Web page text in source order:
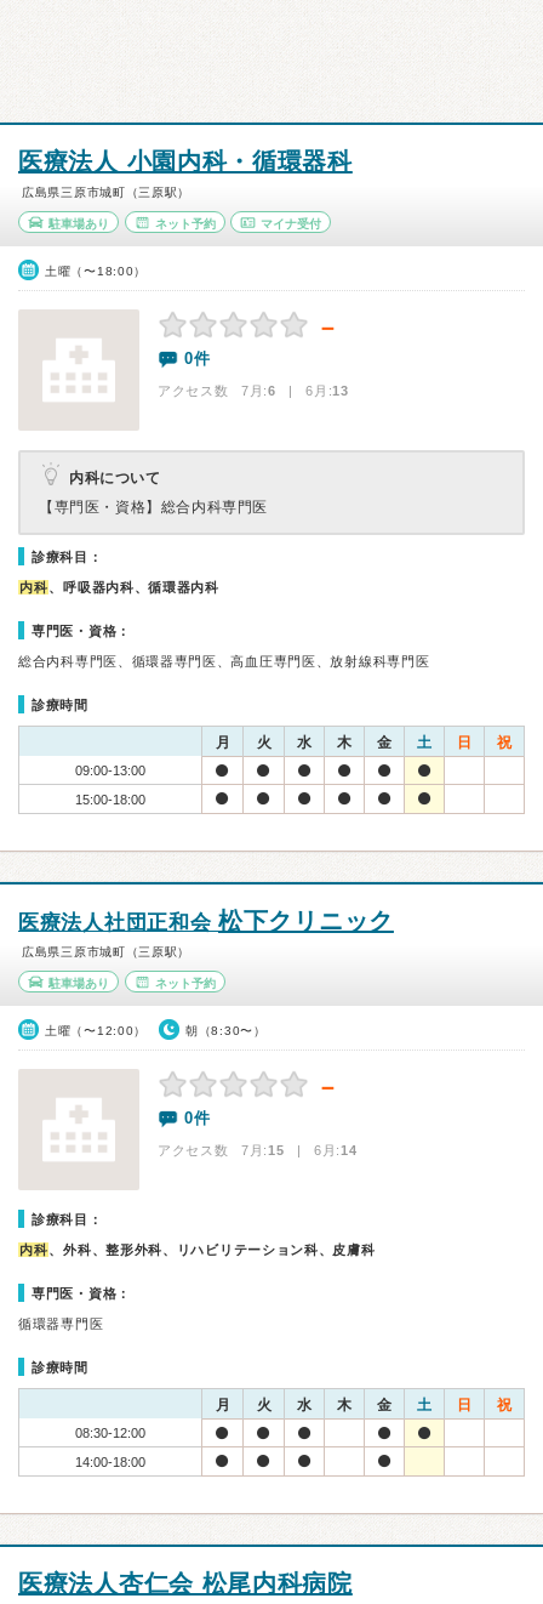
医療法人 小園内科・循環器科
広島県三原市城町（三原駅）
駐車場あり ネット予約 マイナ受付
土曜（〜18:00）
－
0件
アクセス数 7月:6 | 6月:13
内科について
【専門医・資格】 総合内科専門医
診療科目：
内科、呼吸器内科、循環器内科
専門医・資格：
総合内科専門医、循環器専門医、高血圧専門医、放射線科専門医
診療時間
月 火 水 木 金 土 日 祝
09:00-13:00
15:00-18:00
医療法人社団正和会 松下クリニック
広島県三原市城町（三原駅）
駐車場あり ネット予約
土曜（〜12:00） 朝（8:30〜）
－
0件
アクセス数 7月:15 | 6月:14
診療科目：
内科、外科、整形外科、リハビリテーション科、皮膚科
専門医・資格：
循環器専門医
診療時間
月 火 水 木 金 土 日 祝
08:30-12:00
14:00-18:00
医療法人杏仁会 松尾内科病院